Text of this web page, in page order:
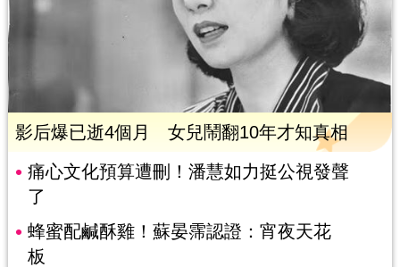
影后爆已逝4個月 女兒鬧翻10年才知真相
痛心文化預算遭刪！潘慧如力挺公視發聲
了
蜂蜜配鹹酥雞！蘇晏霈認證：宵夜天花
板